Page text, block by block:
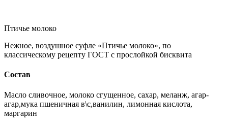
Птичье молоко
Нежное, воздушное суфле «Птичье молоко», по
классическому рецепту ГОСТ с прослойкой бисквита
Состав
Масло сливочное, молоко сгущенное, сахар, меланж, агар-
агар,мука пшеничная в\с,ванилин, лимонная кислота,
маргарин